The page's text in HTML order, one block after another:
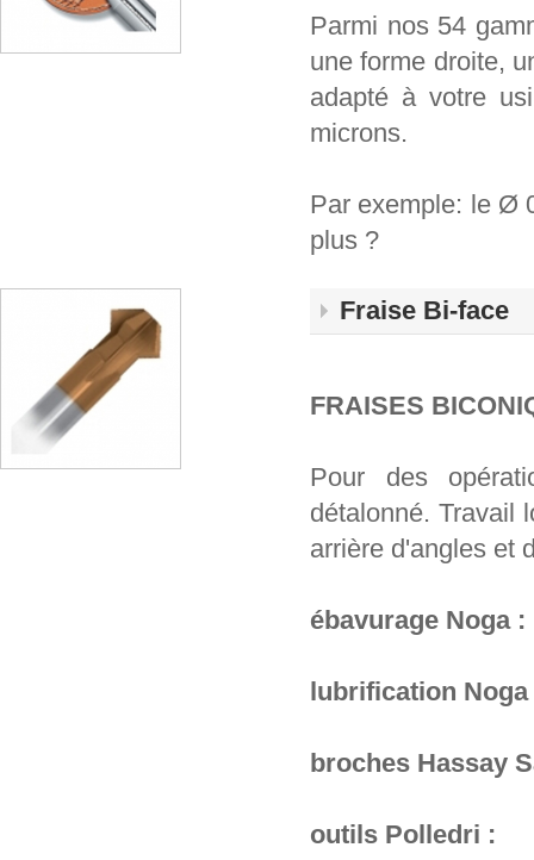
Parmi nos 54
une forme droite,
adapté à votre
microns.
Par exemple: le Ø
plus ?
Fraise Bi-face
FRAISES
Pour des
détalonné. Travail
arrière d'angles et
ébavurage Noga :
lubrification Noga
broches Hassay
outils Polledri :